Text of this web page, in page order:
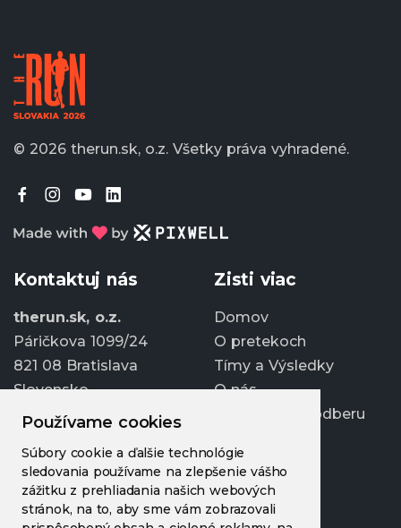
Používame cookies
Súbory cookie a ďalšie technológie
sledovania používame na zlepšenie vášho
zážitku z prehliadania našich webových
stránok, na to, aby sme vám zobrazovali
© 2026 therun.sk, o.z. Všetky práva vyhradené.
Kontaktuj nás
therun.sk, o.z.
Páričkova 1099/24
821 08 Bratislava
Slovensko
info@therun.sk
+421 907 807 363
Upraviť cookies
Zisti viac
Domov
O pretekoch
Tímy a Výsledky
O nás
Prihlásiť sa k odberu